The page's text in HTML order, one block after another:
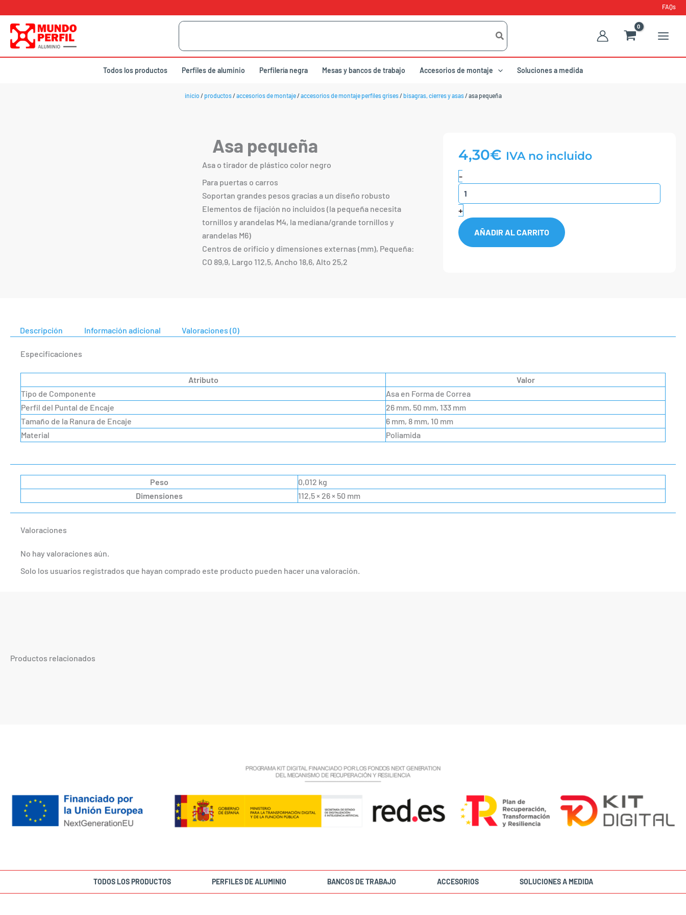
contenido
FAQs
Buscar
Todos los productos Perfiles de aluminio Perfilería negra Mesas y bancos de trabajo Accesorios de montaje Soluciones a medida
inicio / productos/accesorios de montaje/accesorios de montaje perfiles grises/bisagras, cierres y asas/ asa pequeña
Asa pequeña
Asa o tirador de plástico color negro
Para puertas o carros
Soportan grandes pesos gracias a un diseño robusto
Elementos de fijación no incluidos (la pequeña necesita
tornillos y arandelas M4, la mediana/grande tornillos y
arandelas M6)
Centros de orificio y dimensiones externas (mm), Pequeña:
CO 89,9, Largo 112,5, Ancho 18,6, Alto 25,2
4,30€ IVA no incluido
-
pequeña
cantidad
+
AÑADIR AL CARRITO
Descripción Información adicional Valoraciones (0)
Especificaciones
Atributo
Valor
Tipo de Componente
Asa en Forma de Correa
Perfil del Puntal de Encaje
26 mm, 50 mm, 133 mm
Tamaño de la Ranura de Encaje
6 mm, 8 mm, 10 mm
Material
Poliamida
Peso
0,012 kg
Dimensiones
112,5 × 26 × 50 mm
Valoraciones
No hay valoraciones aún.
Solo los usuarios registrados que hayan comprado este producto pueden hacer una valoración.
Productos relacionados
TODOS LOS PRODUCTOS PERFILES DE ALUMINIO BANCOS DE TRABAJO ACCESORIOS SOLUCIONES A MEDIDA